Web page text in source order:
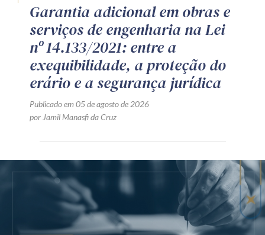
Garantia adicional em obras e
serviços de engenharia na Lei
nº 14.133/2021: entre a
exequibilidade, a proteção do
erário e a segurança jurídica
Publicado em 05 de agosto de 2026
por Jamil Manasfi da Cruz